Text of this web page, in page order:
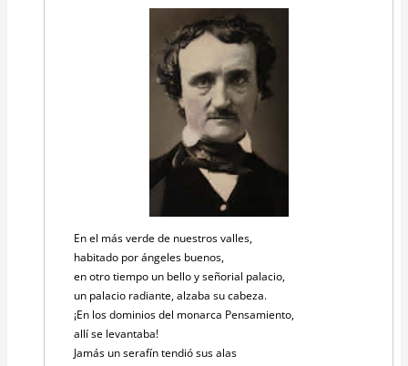
En el más verde de nuestros valles,
habitado por ángeles buenos,
en otro tiempo un bello y señorial palacio,
un palacio radiante, alzaba su cabeza.
¡En los dominios del monarca Pensamiento,
allí se levantaba!
Jamás un serafín tendió sus alas